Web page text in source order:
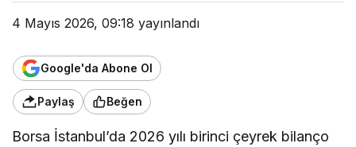
4 Mayıs 2026, 09:18 yayınlandı
Google'da Abone Ol
Paylaş Beğen
Borsa İstanbul’da 2026 yılı birinci çeyrek bilanço